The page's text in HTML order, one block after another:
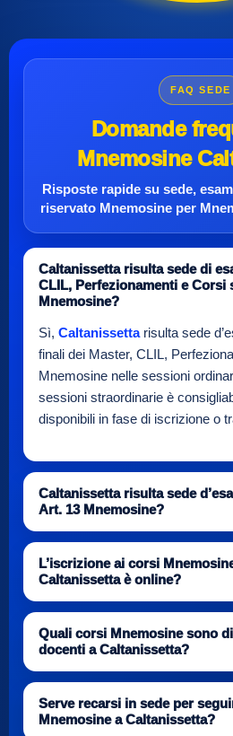
FAQ SEDE
Domande
Mnemosine
Risposte rapide su sede,
riservato Mnemosine per
Caltanissetta risulta sede di
CLIL, Perfezionamenti e Corsi
Mnemosine?
Sì, Caltanissettarisulta sede
finali dei Master, CLIL,
Mnemosine nelle sessioni
sessioni straordinarie è
disponibili in fase di iscrizione o
Caltanissetta risulta sede
Art. 13 Mnemosine?
L’iscrizione ai corsi
Caltanissetta è online?
Quali corsi Mnemosine sono
docenti a Caltanissetta?
Serve recarsi in sede per
Mnemosine a Caltanissetta?